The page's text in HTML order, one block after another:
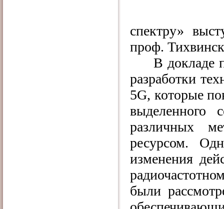
спектру»
проф.
В докладе
разработки
5G, которые
выделенного
различных
ресурсом.
изменения
были